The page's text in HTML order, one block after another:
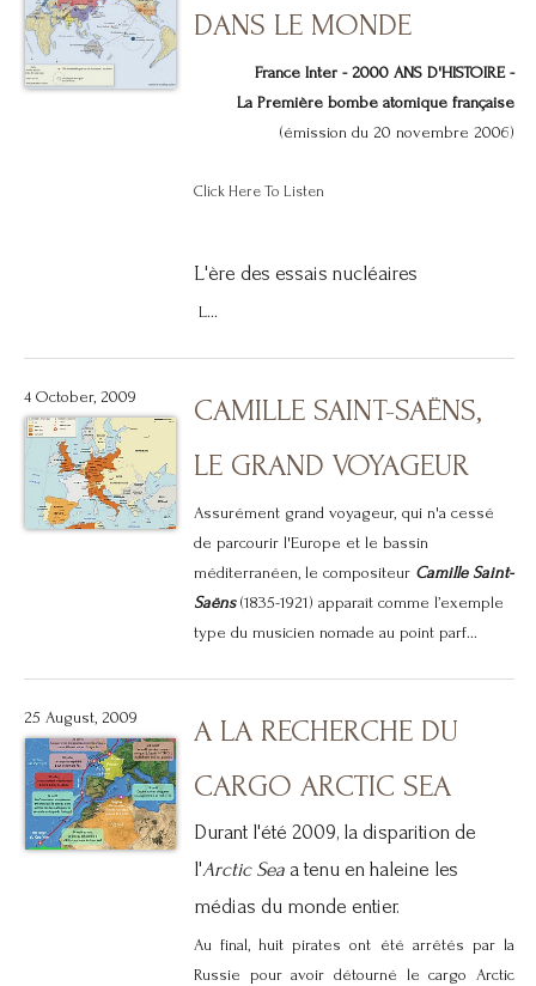
DANS LE MONDE
France Inter - 2000 ANS D'HISTOIRE -
La Première bombe atomique française
(émission du 20 novembre 2006)
Click Here To Listen
L'ère des essais nucléaires
L...
4 October, 2009
CAMILLE SAINT-SAËNS,
LE GRAND VOYAGEUR
Assurément grand voyageur, qui n'a cessé
de parcourir l'Europe et le bassin
méditerranéen, le compositeur Camille Saint-
Saëns(1835-1921) apparaît comme l’exemple
type du musicien nomade au point parf...
25 August, 2009
A LA RECHERCHE DU
CARGO ARCTIC SEA
Durant l'été 2009, la disparition de
l'Arctic Seaa tenu en haleine les
médias du monde entier.
Au final, huit pirates ont été arrêtés par la
Russie pour avoir détourné le cargo Arctic